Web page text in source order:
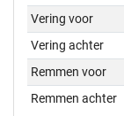
Vering voor
Vering achter
Remmen voor
Remmen achter